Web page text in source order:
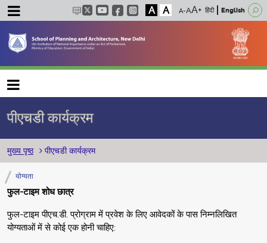
A A हिंदी English
Main navigation
पीएचडी कार्यक्रम
पग चिन्ह
मुख्य पृष्ठ पीएचडी कार्यक्रम
योग्यता
फुल-टाइम शोध छात्र
फुल-टाइम पीएच.डी. प्रोग्राम में प्रवेश के लिए आवेदकों के पास निम्नलिखित
योग्यताओं में से कोई एक होनी चाहिए: